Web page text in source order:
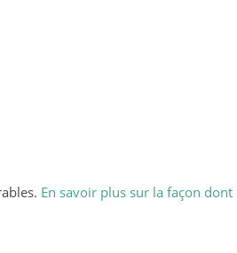
En savoir plus sur la façon dont